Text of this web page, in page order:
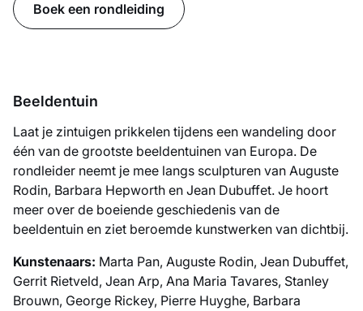
Boek een rondleiding
Beeldentuin
Laat je zintuigen prikkelen tijdens een wandeling door
één van de grootste beeldentuinen van Europa. De
rondleider neemt je mee langs sculpturen van Auguste
Rodin, Barbara Hepworth en Jean Dubuffet. Je hoort
meer over de boeiende geschiedenis van de
beeldentuin en ziet beroemde kunstwerken van dichtbij.
Kunstenaars: Marta Pan, Auguste Rodin, Jean Dubuffet,
Gerrit Rietveld, Jean Arp, Ana Maria Tavares, Stanley
Brouwn, George Rickey, Pierre Huyghe, Barbara